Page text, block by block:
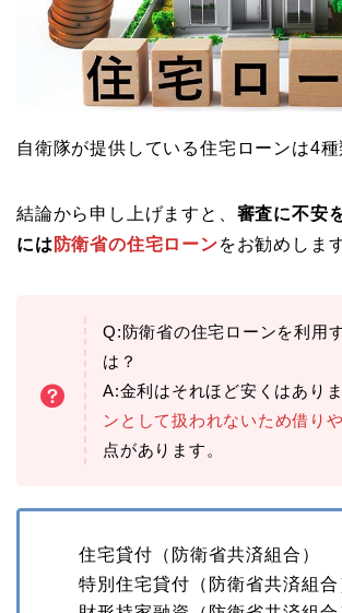
自衛隊が提供している住宅ローンは4種
結論から申し上げますと、 審査に不安
には 防衛省の住宅ローンをお勧めしま
Q:防衛省の住宅ローンを利用
は？
A:金利はそれほど安くはありま
ンとして扱われないため借り
点があります。
住宅貸付（防衛省共済組合）
特別住宅貸付（防衛省共済組合